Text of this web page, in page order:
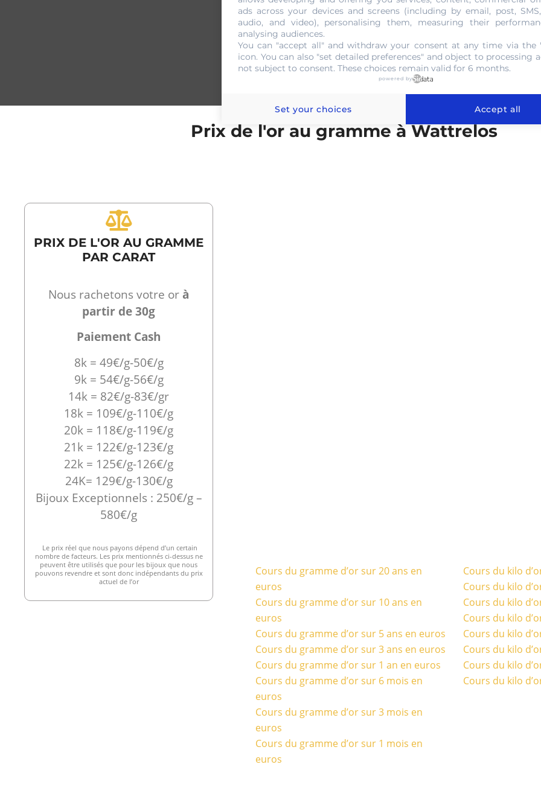
cours actuelsur le marché.
NOUS CONTACTER
Prix de l'or au gramme à Wattrelos
PRIX DE L'OR AU GRAMME
PAR CARAT
Nous rachetons votre orà
partir de 30g
Paiement Cash
8k = 49€/g-50€/g
9k = 54€/g-56€/g
14k = 82€/g-83€/gr
18k = 109€/g-110€/g
20k = 118€/g-119€/g
21k = 122€/g-123€/g
22k = 125€/g-126€/g
24K= 129€/g-130€/g
Bijoux Exceptionnels : 250€/g –
580€/g
Le prix réel que nous payons dépend d’un certain
nombre de facteurs. Les prix mentionnés ci-dessus ne
peuvent être utilisés que pour les bijoux que nous
pouvons revendre et sont donc indépendants du prix
actuel de l’or
Cours du gramme d’or sur 20 ans en
euros
Cours du gramme d’or sur 10 ans en
euros
Cours du gramme d’or sur 5 ans en euros
Cours du gramme d’or sur 3 ans en euros
Cours du gramme d’or sur 1 an en euros
Cours du gramme d’or sur 6 mois en
euros
Cours du gramme d’or sur 3 mois en
euros
Cours du gramme d’or sur 1 mois en
euros
Cours du kilo
Cours du kilo
Cours du kilo
Cours du kilo
Cours du kilo
Cours du kilo
Cours du kilo
Cours du kilo
ads across your devices and screens (including by email, post,
audio, and video), personalising them, measuring their
analysing audiences.
You can "accept all" and withdraw your consent at any time via the
icon. You can also "set detailed preferences" and object to processing
not subject to consent. These choices remain valid for 6 months.
powered by
Set your choices Accept all